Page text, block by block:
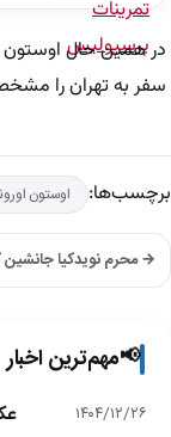
در همین حال اوستون
سفر به تهران را
برچسب‌ها: اوستون
→ محرم نویدکیا
📢مهم‌ترین اخبار
۱۴۰۴/۱۲/۲۶